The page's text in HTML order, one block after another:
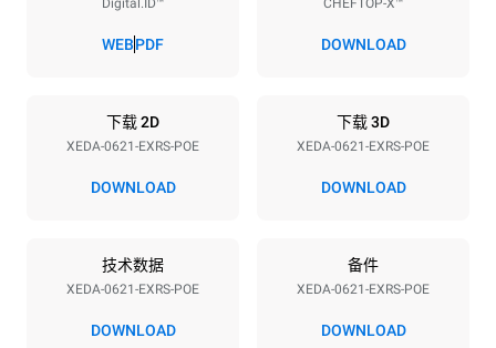
烤盘间距
电压
380-415V 3N~ / 220-240V
3~
功率
23,1 kW
50 / 60 Hz 不包括
WEBPDF DOWNLOAD
下载 2D
XEDA-0621-EXRS-POE
DOWNLOAD
下载 3D
XEDA-0621-EXRS-POE
DOWNLOAD
技术数据
XEDA-0621-EXRS-POE
DOWNLOAD
备件
XEDA-0621-EXRS-POE
DOWNLOAD